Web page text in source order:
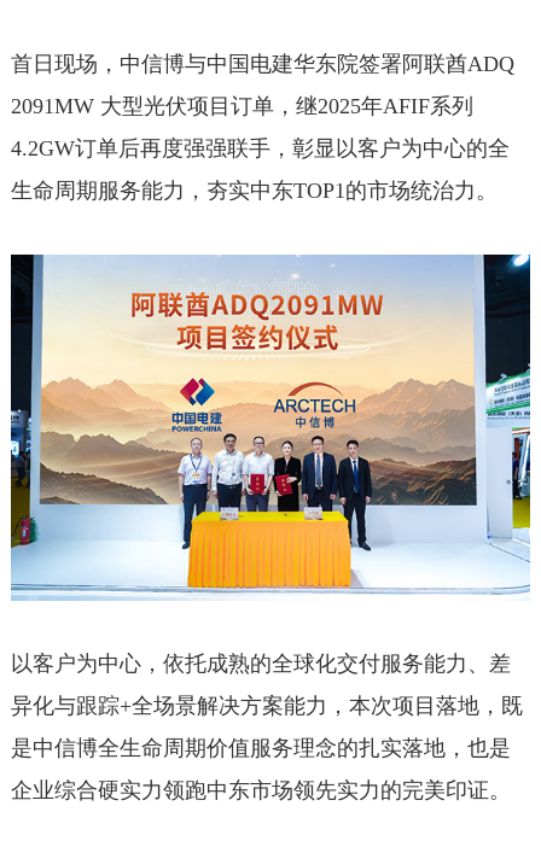
首日现场，中信博与中国电建华东院签署阿联酋ADQ
2091MW 大型光伏项目订单，继2025年AFIF系列
4.2GW订单后再度强强联手，彰显以客户为中心的全
生命周期服务能力，夯实中东TOP1的市场统治力。
以客户为中心，依托成熟的全球化交付服务能力、差
异化与跟踪+全场景解决方案能力，本次项目落地，既
是中信博全生命周期价值服务理念的扎实落地，也是
企业综合硬实力领跑中东市场领先实力的完美印证。